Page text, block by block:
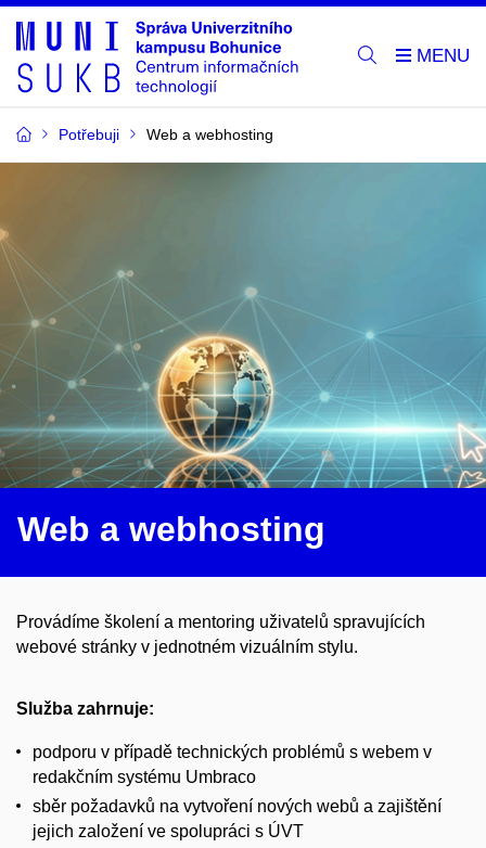
Potřebuji Web a webhosting
Web a webhosting
Provádíme školení a mentoring uživatelů spravujících
webové stránky v jednotném vizuálním stylu.
Služba zahrnuje:
podporu v případě technických problémů s webem v
redakčním systému Umbraco
sběr požadavků na vytvoření nových webů a zajištění
jejich založení ve spolupráci s ÚVT